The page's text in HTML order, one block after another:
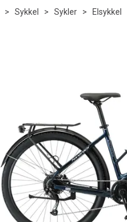
> Sykkel > Sykler > Elsykkel